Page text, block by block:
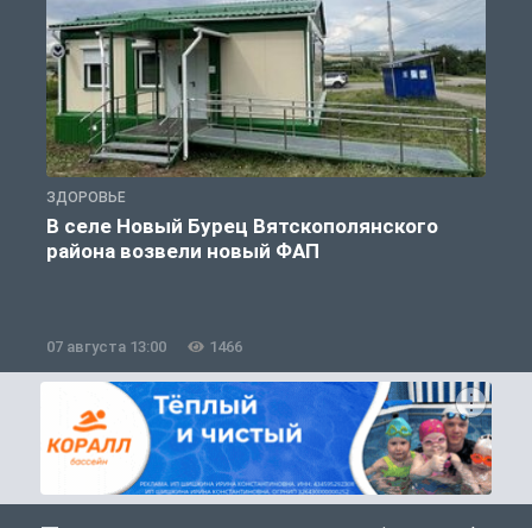
ЗДОРОВЬЕ
В селе Новый Бурец Вятскополянского
района возвели новый ФАП
07 августа 13:00 1466